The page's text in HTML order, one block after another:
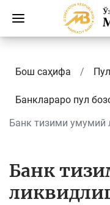
Бош саҳифа
Банклараро пул
Банк тизими умумий
Банк